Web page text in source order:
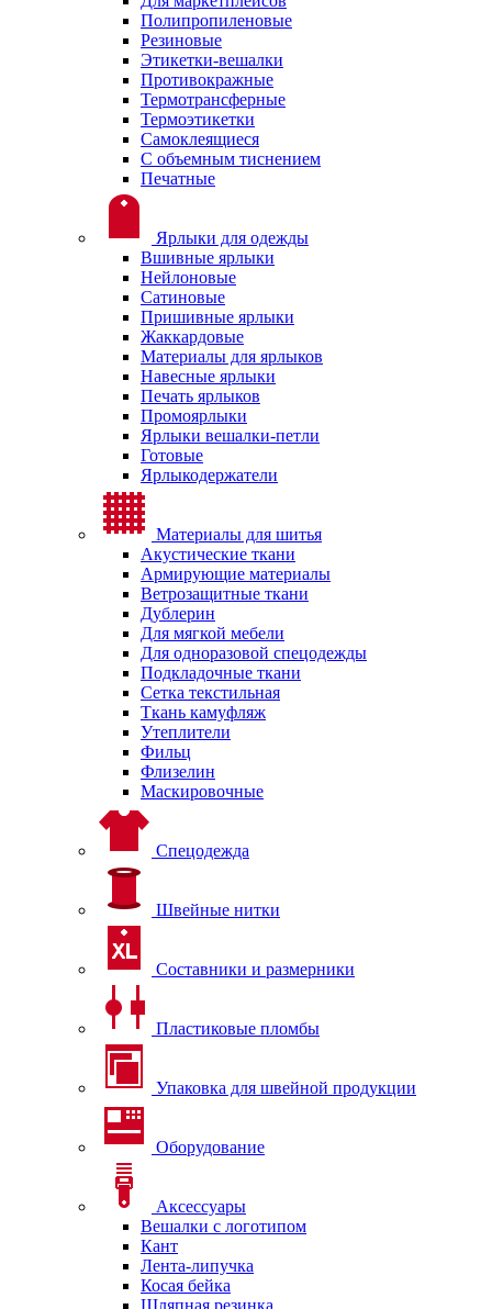
Полипропиленовые
Резиновые
Этикетки-вешалки
Противокражные
Термотрансферные
Термоэтикетки
Самоклеящиеся
С объемным тиснением
Печатные
Ярлыки для одежды
Вшивные ярлыки
Нейлоновые
Сатиновые
Пришивные ярлыки
Жаккардовые
Материалы для ярлыков
Навесные ярлыки
Печать ярлыков
Промоярлыки
Ярлыки вешалки-петли
Готовые
Ярлыкодержатели
Материалы для шитья
Акустические ткани
Армирующие материалы
Ветрозащитные ткани
Дублерин
Для мягкой мебели
Для одноразовой спецодежды
Подкладочные ткани
Сетка текстильная
Ткань камуфляж
Утеплители
Фильц
Флизелин
Маскировочные
Спецодежда
Швейные нитки
Составники и размерники
Пластиковые пломбы
Упаковка для швейной продукции
Оборудование
Аксессуары
Вешалки с логотипом
Кант
Лента-липучка
Косая бейка
Шляпная резинка